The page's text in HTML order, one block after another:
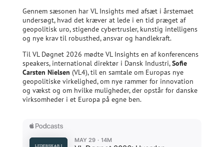
Gennem sæsonen har VL Insights med afsæt i årstemaet
undersøgt, hvad det kræver at lede i en tid præget af
geopolitisk uro, stigende cybertrusler, kunstig intelligens
og nye krav til robusthed, ansvar og handlekraft.
Til VL Døgnet 2026 mødte VL Insights en af konferencens
speakers, international direktør i Dansk Industri,Sofie
Carsten Nielsen (VL4), til en samtale om Europas nye
geopolitiske virkelighed, om nye rammer for innovation
og vækst og om hvilke muligheder, der opstår for danske
virksomheder i et Europa på egne ben.